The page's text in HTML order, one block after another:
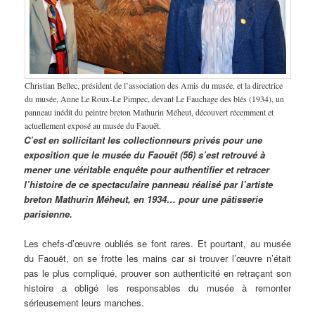
Christian Bellec, président de l’association des Amis du musée, et la directrice
du musée, Anne Le Roux-Le Pimpec, devant Le Fauchage des blés (1934), un
panneau inédit du peintre breton Mathurin Méheut, découvert récemment et
actuellement exposé au musée du Faouët.
C’est en sollicitant les collectionneurs privés pour une
exposition que le musée du Faouët (56) s’est retrouvé à
mener une véritable enquête pour authentifier et retracer
l’histoire de ce spectaculaire panneau réalisé par l’artiste
breton Mathurin Méheut, en 1934… pour une pâtisserie
parisienne.
Les chefs-d’œuvre oubliés se font rares. Et pourtant, au musée
du Faouët, on se frotte les mains car si trouver l’œuvre n’était
pas le plus compliqué, prouver son authenticité en retraçant son
histoire a obligé les responsables du musée à remonter
sérieusement leurs manches.